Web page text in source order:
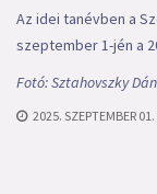
Az idei tanévben a
szeptember 1-jén a
Fotó: Sztahovszky
2025. SZEPTEMBER 01.